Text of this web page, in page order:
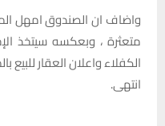
واضاف ان الصندوق امهل
متعثرة ، وبعكسه سيتخذ
الكفلاء واعلان العقار للبيع
انتهى.‏